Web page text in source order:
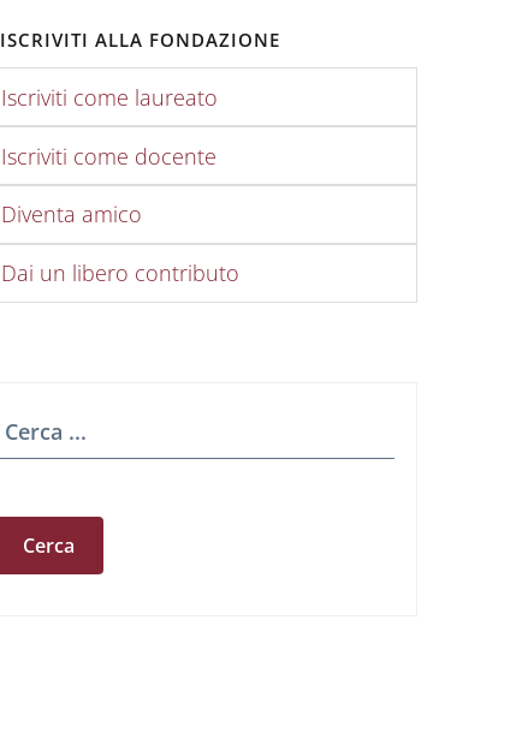
ISCRIVITI ALLA FONDAZIONE
Iscriviti come laureato
Iscriviti come docente
Diventa amico
Dai un libero contributo
Cerca